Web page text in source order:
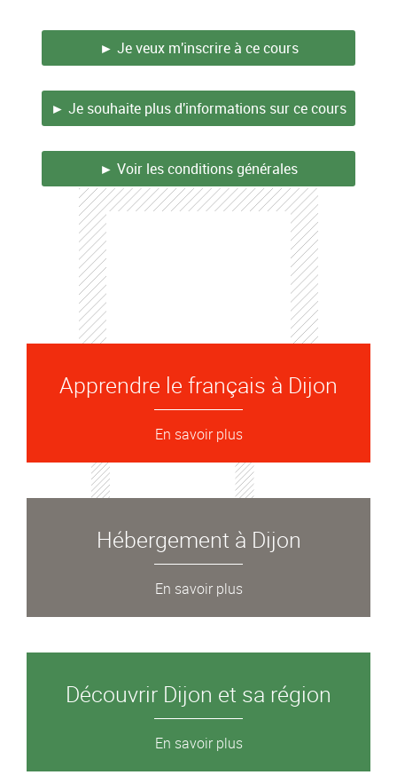
► Je veux m'inscrire à ce cours
► Je souhaite plus d'informations sur ce cours
► Voir les conditions générales
Apprendre le français à Dijon
En savoir plus
Hébergement à Dijon
En savoir plus
Découvrir Dijon et sa région
En savoir plus